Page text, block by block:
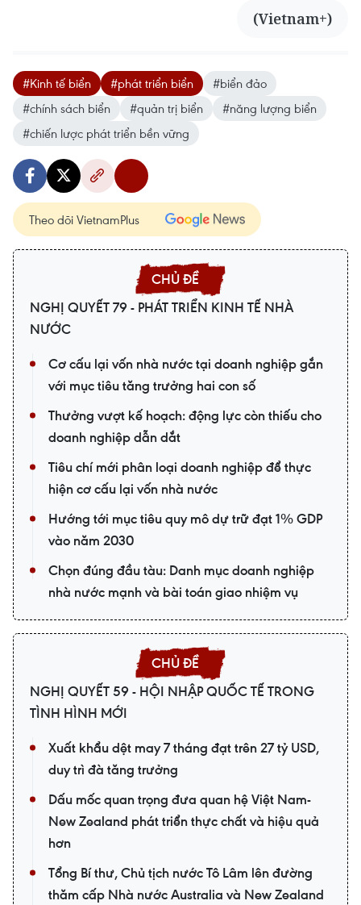
(Vietnam+)
#Kinh tế biển #phát triển biển
#biển đảo
#chính sách biển
#quản trị biển
#năng lượng biển
#chiến lược phát triển bền vững
Theo dõi VietnamPlus
NGHỊ QUYẾT 79 - PHÁT TRIỂN KINH TẾ NHÀ
NƯỚC
Cơ cấu lại vốn nhà nước tại doanh nghiệp gắn
với mục tiêu tăng trưởng hai con số
Thưởng vượt kế hoạch: động lực còn thiếu cho
doanh nghiệp dẫn dắt
Tiêu chí mới phân loại doanh nghiệp để thực
hiện cơ cấu lại vốn nhà nước
Hướng tới mục tiêu quy mô dự trữ đạt 1% GDP
vào năm 2030
Chọn đúng đầu tàu: Danh mục doanh nghiệp
nhà nước mạnh và bài toán giao nhiệm vụ
NGHỊ QUYẾT 59 - HỘI NHẬP QUỐC TẾ TRONG
TÌNH HÌNH MỚI
Xuất khẩu dệt may 7 tháng đạt trên 27 tỷ USD,
duy trì đà tăng trưởng
Dấu mốc quan trọng đưa quan hệ Việt Nam-
New Zealand phát triển thực chất và hiệu quả
hơn
Tổng Bí thư, Chủ tịch nước Tô Lâm lên đường
thăm cấp Nhà nước Australia và New Zealand